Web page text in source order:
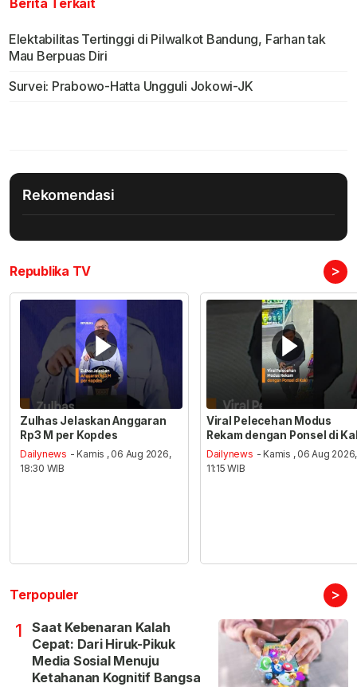
Berita Terkait
Elektabilitas Tertinggi di Pilwalkot Bandung, Farhan tak
Mau Berpuas Diri
Survei: Prabowo-Hatta Ungguli Jokowi-JK
Rekomendasi
Republika TV >
Zulhas Jelaskan Anggaran
Rp3 M per Kopdes
Dailynews - Kamis , 06 Aug 2026,
18:30 WIB
Viral Pelecehan Modus
Rekam dengan Ponsel di
Dailynews - Kamis , 06 Aug 2026,
11:15 WIB
Terpopuler >
1
Saat Kebenaran Kalah
Cepat: Dari Hiruk-Pikuk
Media Sosial Menuju
Ketahanan Kognitif Bangsa